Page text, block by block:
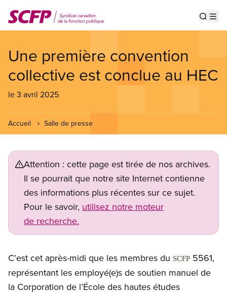
au
contenu
Une première convention
collective est conclue au HEC
le 3 avril 2025
Accueil Salle de presse
Attention : cette page est tirée de nos archives.
Il se pourrait que notre site Internet contienne
des informations plus récentes sur ce sujet.
Pour le savoir, utilisez notre moteur
de recherche.
C’est cet après-midi que les membres du SCFP 5561,
représentant les employé(e)s de soutien manuel de
la Corporation de l’École des hautes études